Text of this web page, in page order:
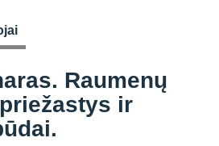
Raumenų
ir